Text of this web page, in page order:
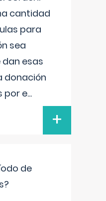
cantidad
para
sea
dan esas
donación
por e...
+
de